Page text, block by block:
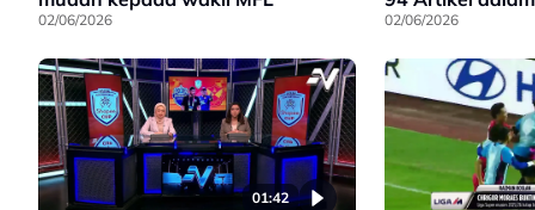
02/06/2026
Baharu yang
02/06/2026
01:42